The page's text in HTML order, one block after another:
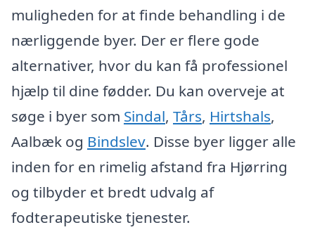
muligheden for at finde behandling i de
nærliggende byer. Der er flere gode
alternativer, hvor du kan få professionel
hjælp til dine fødder. Du kan overveje at
søge i byer som Sindal, Tårs, Hirtshals,
Aalbæk og Bindslev. Disse byer ligger alle
inden for en rimelig afstand fra Hjørring
og tilbyder et bredt udvalg af
fodterapeutiske tjenester.